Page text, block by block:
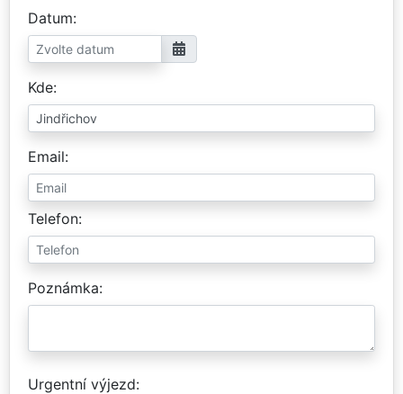
Datum
Kde
Email
Telefon
Poznámka
Urgentní výjezd